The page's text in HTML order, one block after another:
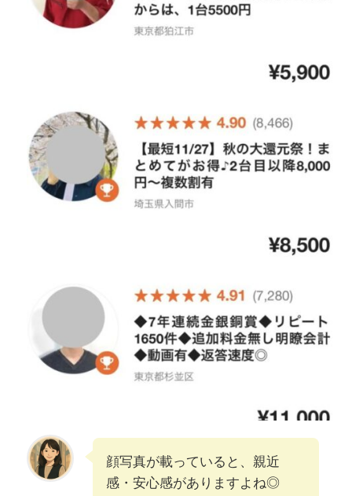
顔写真が載っていると、親近
感・安心感がありますよね◎